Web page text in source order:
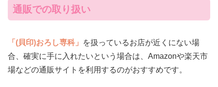
通販での取り扱い
「(貝印)おろし専科」
を扱っているお店が近くにない場
合、確実に手に入れたいという場合は、Amazonや楽天市
場などの通販サイトを利用するのがおすすめです。